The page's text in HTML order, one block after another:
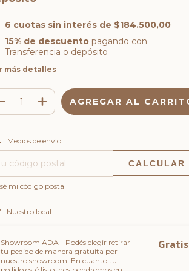
6 cuotas sin interés de $184.500,00
15% de descuentopagando con
Transferencia o depósito
más detalles
para el CP:
Medios de envío
CALCULAR
mi código postal
Nuestro local
Showroom ADA - Podés elegir retirar
tu pedido de manera gratuita por
nuestro showroom. En cuanto tu
Gratis